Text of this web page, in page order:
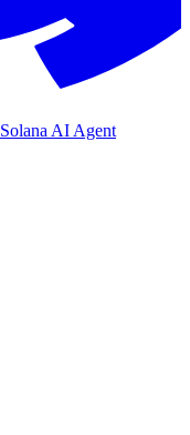
Solana AI Agent